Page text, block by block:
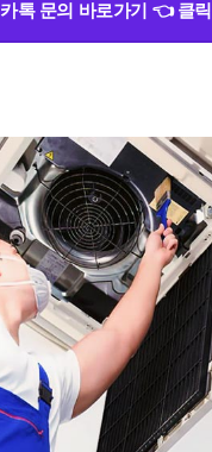
카톡 문의 바로가기 👈 클릭